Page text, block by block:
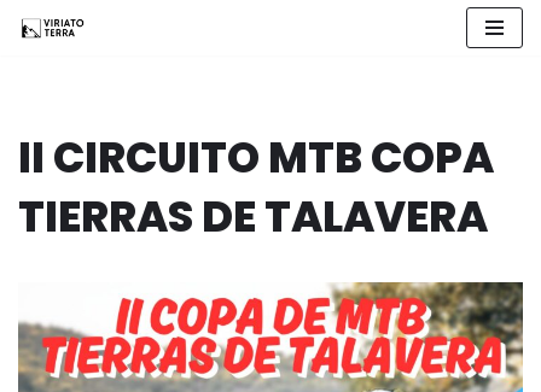
II CIRCUITO MTB COPA
TIERRAS DE TALAVERA